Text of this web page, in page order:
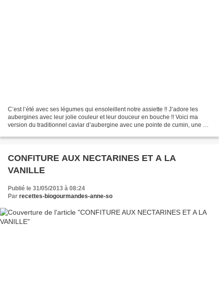
C’est l’été avec ses légumes qui ensoleillent notre assiette !! J’adore les
aubergines avec leur jolie couleur et leur douceur en bouche !! Voici ma
version du traditionnel caviar d’aubergine avec une pointe de cumin, une de
CONFITURE AUX NECTARINES ET A LA
VANILLE
Publié le 31/05/2013 à 08:24
Par recettes-biogourmandes-anne-so